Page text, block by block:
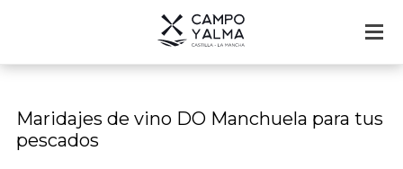
Maridajes de vino DO Manchuela para tus
pescados